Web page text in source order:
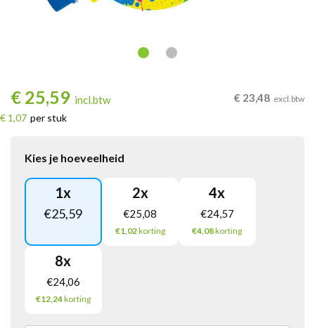
€ 25,59 incl.btw
€ 1,07 per stuk
€ 23,48 excl.btw
Kies je hoeveelheid
1x
€25,59
2x
€25,08
€1,02korting
4x
€24,57
€4,08korting
8x
€24,06
€12,24korting